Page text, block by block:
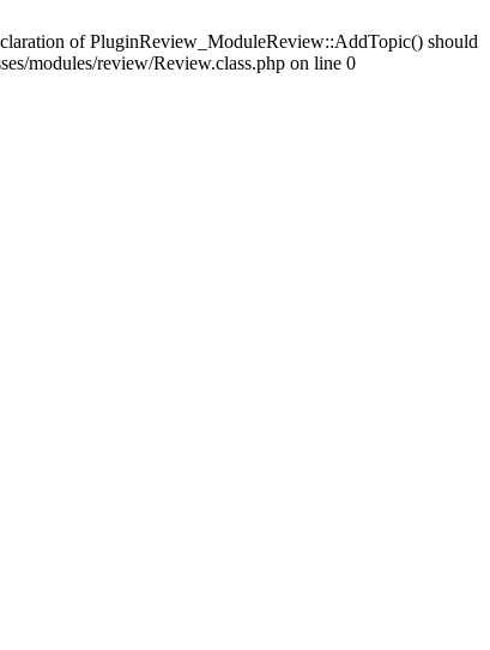
of PluginReview_ModuleReview::AddTopic() should
modules/review/Review.class.php on line 0